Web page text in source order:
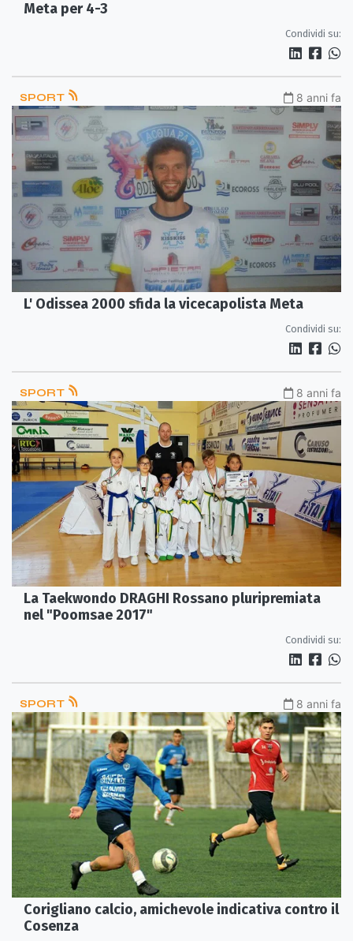
Meta per 4-3
Condividi su:
SPORT 8 anni fa
L' Odissea 2000 sfida la vicecapolista Meta
Condividi su:
SPORT 8 anni fa
La Taekwondo DRAGHI Rossano pluripremiata
nel "Poomsae 2017"
Condividi su:
SPORT 8 anni fa
Corigliano calcio, amichevole indicativa contro il
Cosenza